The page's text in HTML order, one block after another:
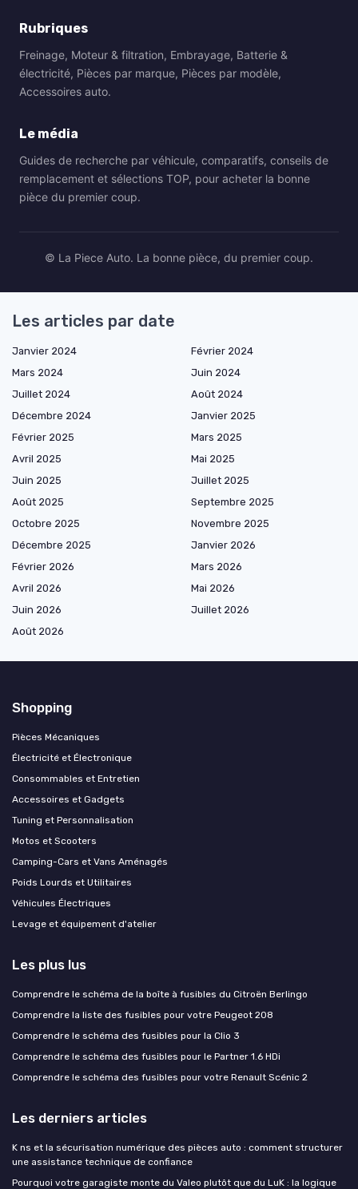
Rubriques
Freinage, Moteur & filtration, Embrayage, Batterie &
électricité, Pièces par marque, Pièces par modèle,
Accessoires auto.
Le média
Guides de recherche par véhicule, comparatifs, conseils de
remplacement et sélections TOP, pour acheter la bonne
pièce du premier coup.
© La Piece Auto. La bonne pièce, du premier coup.
Les articles par date
Janvier 2024
Février 2024
Mars 2024
Juin 2024
Juillet 2024
Août 2024
Décembre 2024
Janvier 2025
Février 2025
Mars 2025
Avril 2025
Mai 2025
Juin 2025
Juillet 2025
Août 2025
Septembre 2025
Octobre 2025
Novembre 2025
Décembre 2025
Janvier 2026
Février 2026
Mars 2026
Avril 2026
Mai 2026
Juin 2026
Juillet 2026
Août 2026
Shopping
Pièces Mécaniques
Électricité et Électronique
Consommables et Entretien
Accessoires et Gadgets
Tuning et Personnalisation
Motos et Scooters
Camping-Cars et Vans Aménagés
Poids Lourds et Utilitaires
Véhicules Électriques
Levage et équipement d'atelier
Les plus lus
Comprendre le schéma de la boîte à fusibles du Citroën Berlingo
Comprendre la liste des fusibles pour votre Peugeot 208
Comprendre le schéma des fusibles pour la Clio 3
Comprendre le schéma des fusibles pour le Partner 1.6 HDi
Comprendre le schéma des fusibles pour votre Renault Scénic 2
Les derniers articles
K ns et la sécurisation numérique des pièces auto : comment structurer
une assistance technique de confiance
Pourquoi votre garagiste monte du Valeo plutôt que du LuK : la logique